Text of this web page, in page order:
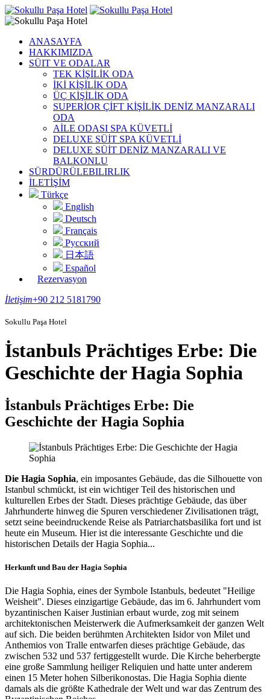
ANASAYFA
HAKKIMIZDA
SÜIT VE ODALAR
TEK KİŞİLİK ODA
İKİ KİŞİLİK ODA
ÜÇ KİŞİLİK ODA
SUPERİOR ÇİFT KİŞİLİK DENİZ MANZARALI
ODA
AİLE ODASI SPA KÜVETLİ
DELUXE SÜİT SPA KÜVETLİ
DELUXE SÜİT DENİZ MANZARALI VE
BALKONLU
SÜRDÜRÜLEBILIRLIK
İLETİŞİM
Türkçe
English
Deutsch
Français
Русский
日本語
Español
Rezervasyon
İletişim+90 212 5181790
Sokullu Paşa Hotel
İstanbuls Prächtiges Erbe: Die
Geschichte der Hagia Sophia
İstanbuls Prächtiges Erbe: Die
Geschichte der Hagia Sophia
Die Hagia Sophia, ein imposantes Gebäude, das die Silhouette von
Istanbul schmückt, ist ein wichtiger Teil des historischen und
kulturellen Erbes der Stadt. Dieses prächtige Gebäude, das über
Jahrhunderte hinweg die Spuren verschiedener Zivilisationen trägt,
setzt seine beeindruckende Reise als Patriarchatsbasilika fort und ist
heute ein Museum. Hier ist die interessante Geschichte und die
historischen Details der Hagia Sophia...
Herkunft und Bau der Hagia Sophia
Die Hagia Sophia, eines der Symbole Istanbuls, bedeutet "Heilige
Weisheit". Dieses einzigartige Gebäude, das im 6. Jahrhundert vom
byzantinischen Kaiser Justinian erbaut wurde, zog mit seinem
architektonischen Meisterwerk die Aufmerksamkeit der ganzen Welt
auf sich. Die beiden berühmten Architekten Isidor von Milet und
Anthemios von Tralle entwarfen dieses prächtige Gebäude, das
zwischen 532 und 537 fertiggestellt wurde. Die Kirche beherbergte
eine große Sammlung heiliger Reliquien und hatte unter anderem
einen 15 Meter hohen Silberikonostas. Die Hagia Sophia diente
damals als die größte Kathedrale der Welt und war das Zentrum des